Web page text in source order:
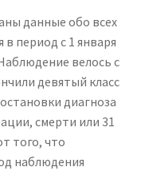
данные обо всех
период с 1 января
велось с
девятый класс
диагноза
смерти или 31
того, что
наблюдения